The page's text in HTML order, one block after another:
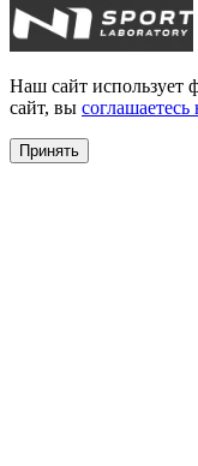
Наш сайт использует
сайт, вы
Принять